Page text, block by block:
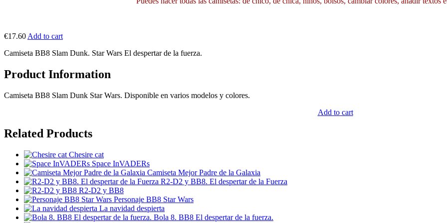
€17.60 Add to cart
Camiseta BB8 Slam Dunk. Star Wars El despertar de la fuerza.
Product Information
Camiseta BB8 Slam Dunk Star Wars. Disponible en varios modelos y colores.
Add to cart
Related Products
Chesire cat
Space InVADERs
Camiseta Mejor Padre de la Galaxia
R2-D2 y BB8. El despertar de la Fuerza
R2-D2 y BB8
Personaje BB8 Star Wars
La navidad despierta
Bola 8. BB8 El despertar de la fuerza.